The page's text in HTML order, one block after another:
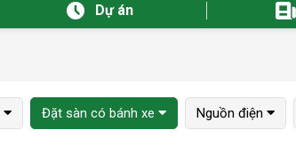
Dự án
Đặt sàn có bánh xe Nguồn điện